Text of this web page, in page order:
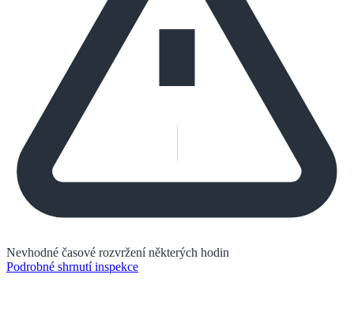
Nevhodné časové rozvržení některých hodin
Podrobné shrnutí inspekce